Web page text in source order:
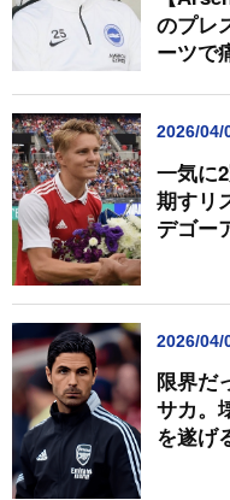
のプレ
ーツで
2026/04/
一気に
期すリ
デゴー
2026/04/
限界だ
サカ。
を遂げ